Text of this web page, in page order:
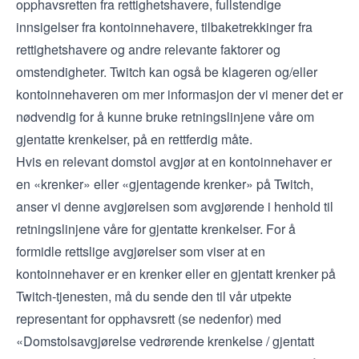
opphavsretten fra rettighetshavere, fullstendige
innsigelser fra kontoinnehavere, tilbaketrekkinger fra
rettighetshavere og andre relevante faktorer og
omstendigheter. Twitch kan også be klageren og/eller
kontoinnehaveren om mer informasjon der vi mener det er
nødvendig for å kunne bruke retningslinjene våre om
gjentatte krenkelser, på en rettferdig måte.
Hvis en relevant domstol avgjør at en kontoinnehaver er
en «krenker» eller «gjentagende krenker» på Twitch,
anser vi denne avgjørelsen som avgjørende i henhold til
retningslinjene våre for gjentatte krenkelser. For å
formidle rettslige avgjørelser som viser at en
kontoinnehaver er en krenker eller en gjentatt krenker på
Twitch-tjenesten, må du sende den til vår utpekte
representant for opphavsrett (se nedenfor) med
«Domstolsavgjørelse vedrørende krenkelse / gjentatt